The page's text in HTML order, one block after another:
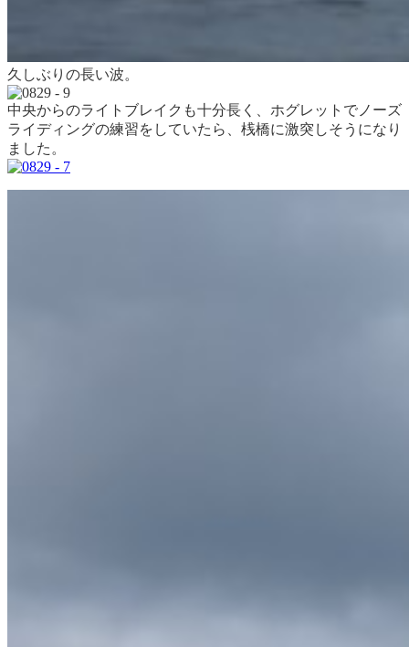
久しぶりの長い波。
中央からのライトブレイクも十分長く、ホグレットでノーズ
ライディングの練習をしていたら、桟橋に激突しそうになり
ました。